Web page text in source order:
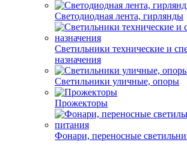
Светодиодная лента, гирлянды
Светильники технические и
назначения
Светильники уличные, опоры
Прожекторы
Фонари, переносные